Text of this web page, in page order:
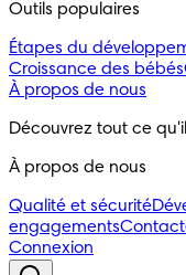
Outils populaires
Étapes du
Croissance des bébés
À propos de nous
Découvrez tout ce
À propos de nous
Qualité et sécurité
engagements
Connexion